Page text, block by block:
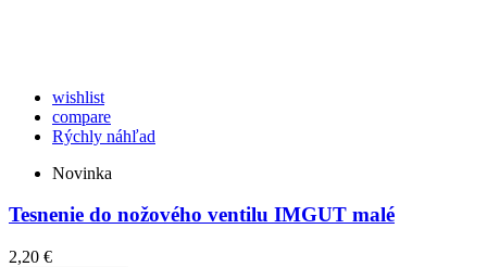
wishlist
compare
Rýchly náhľad
Novinka
Tesnenie do nožového ventilu IMGUT malé
2,20 €